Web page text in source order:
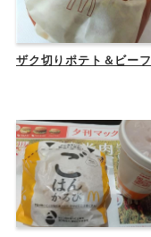
ザク切りポテト＆ビーフ